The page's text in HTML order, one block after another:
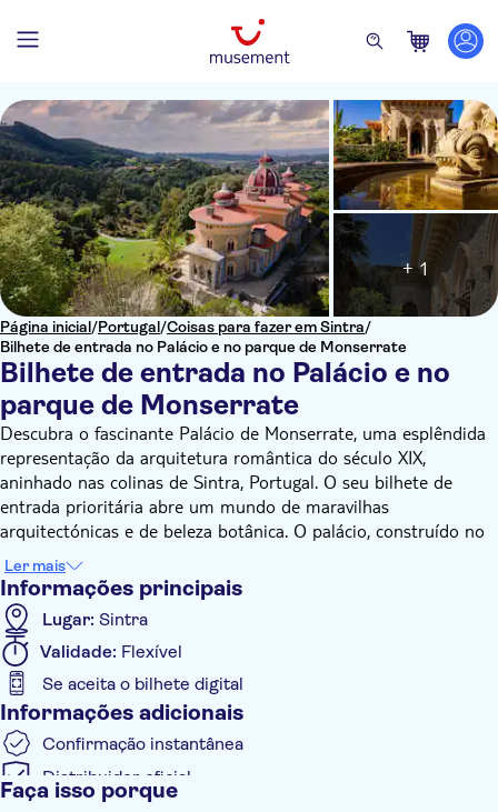
Página inicial/Portugal/Coisas para fazer em Sintra/
Bilhete de entrada no Palácio e no parque de Monserrate
Bilhete de entrada no Palácio e no
parque de Monserrate
+ 1
Descubra o fascinante Palácio de Monserrate, uma esplêndida
representação da arquitetura romântica do século XIX,
aninhado nas colinas de Sintra, Portugal. O seu bilhete de
entrada prioritária abre um mundo de maravilhas
arquitectónicas e de beleza botânica. O palácio, construído no
século XIX, apresenta uma mistura diversificada de estilos
arquitectónicos - do gótico e mourisco às influências indianas,
tudo harmoniosamente inserido numa paisagem verdejante.
Os jardins circundantes são igualmente intrigantes, repletos de
plantas exóticas de cantos longínquos do globo. Oferecem um
santuário ideal para relaxar e apreciar o esplendor da natureza.
Ao percorrer o palácio e os seus jardins, encontrar-se-á num
reino onde a arte, a natureza e a história se entrelaçam
perfeitamente. Esta viagem oferece um vislumbre de uma era
passada, permitindo-lhe apreciar os detalhes intrincados do
passado enquanto desfruta da tranquilidade do presente.
Ler mais
Informações principais
Lugar: Sintra
Validade: Flexível
Se aceita o bilhete digital
Informações adicionais
Confirmação instantânea
Distribuidor oficial
Faça isso porque